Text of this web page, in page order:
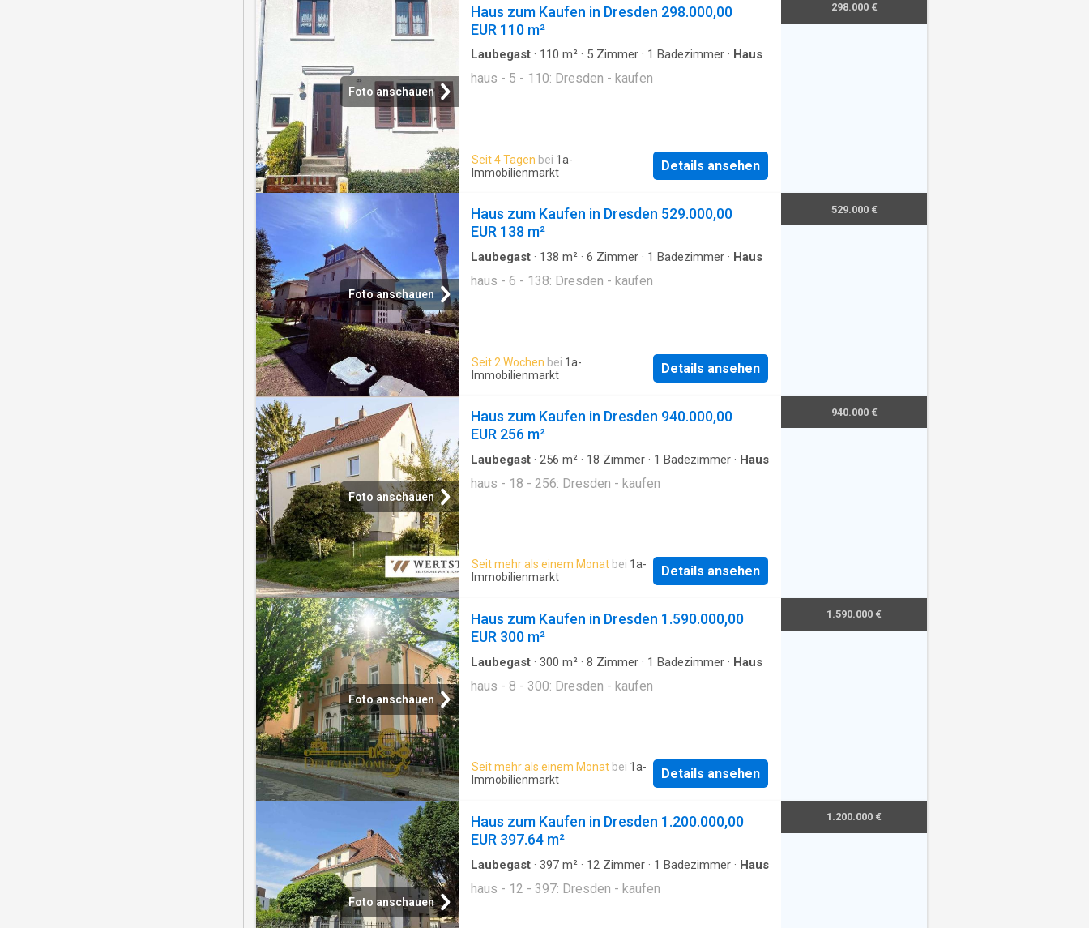
Foto anschauen
Haus zum Kaufen in Dresden 298.000,00
EUR 110 m²
Laubegast · 110 m² · 5 Zimmer · 1 Badezimmer · Haus
haus - 5 - 110: Dresden - kaufen
Seit 4 Tagen bei 1a-
Immobilienmarkt
Details ansehen
298.000 €
Foto anschauen
Haus zum Kaufen in Dresden 529.000,00
EUR 138 m²
Laubegast · 138 m² · 6 Zimmer · 1 Badezimmer · Haus
haus - 6 - 138: Dresden - kaufen
Seit 2 Wochen bei 1a-
Immobilienmarkt
Details ansehen
529.000 €
Foto anschauen
Haus zum Kaufen in Dresden 940.000,00
EUR 256 m²
Laubegast · 256 m² · 18 Zimmer · 1 Badezimmer · Haus
haus - 18 - 256: Dresden - kaufen
Seit mehr als einem Monat bei 1a-
Immobilienmarkt
Details ansehen
940.000 €
Foto anschauen
Haus zum Kaufen in Dresden 1.590.000,00
EUR 300 m²
Laubegast · 300 m² · 8 Zimmer · 1 Badezimmer · Haus
haus - 8 - 300: Dresden - kaufen
Seit mehr als einem Monat bei 1a-
Immobilienmarkt
Details ansehen
1.590.000 €
Foto anschauen
Haus zum Kaufen in Dresden 1.200.000,00
EUR 397.64 m²
Laubegast · 397 m² · 12 Zimmer · 1 Badezimmer · Haus
haus - 12 - 397: Dresden - kaufen
1.200.000 €